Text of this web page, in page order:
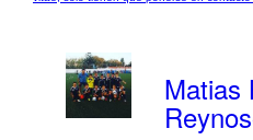
Matias